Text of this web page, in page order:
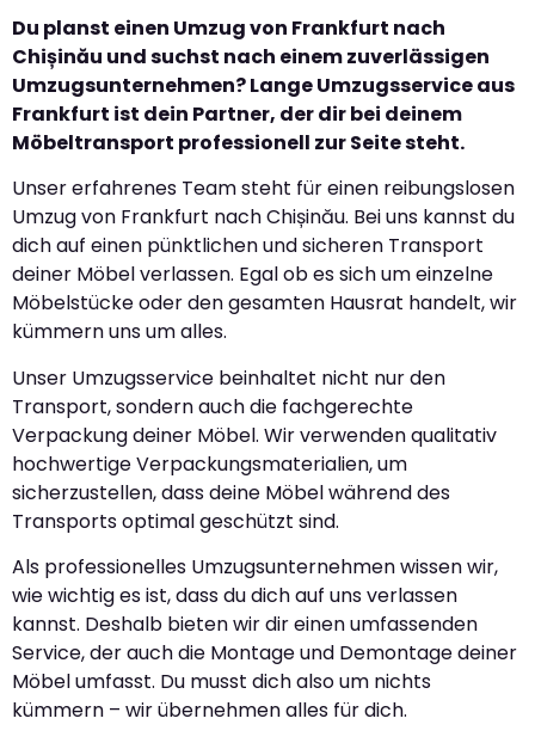
Du planst einen Umzug von Frankfurt nach
Chișinău und suchst nach einem zuverlässigen
Umzugsunternehmen? Lange Umzugsservice aus
Frankfurt ist dein Partner, der dir bei deinem
Möbeltransport professionell zur Seite steht.
Unser erfahrenes Team steht für einen reibungslosen
Umzug von Frankfurt nach Chișinău. Bei uns kannst du
dich auf einen pünktlichen und sicheren Transport
deiner Möbel verlassen. Egal ob es sich um einzelne
Möbelstücke oder den gesamten Hausrat handelt, wir
kümmern uns um alles.
Unser Umzugsservice beinhaltet nicht nur den
Transport, sondern auch die fachgerechte
Verpackung deiner Möbel. Wir verwenden qualitativ
hochwertige Verpackungsmaterialien, um
sicherzustellen, dass deine Möbel während des
Transports optimal geschützt sind.
Als professionelles Umzugsunternehmen wissen wir,
wie wichtig es ist, dass du dich auf uns verlassen
kannst. Deshalb bieten wir dir einen umfassenden
Service, der auch die Montage und Demontage deiner
Möbel umfasst. Du musst dich also um nichts
kümmern – wir übernehmen alles für dich.